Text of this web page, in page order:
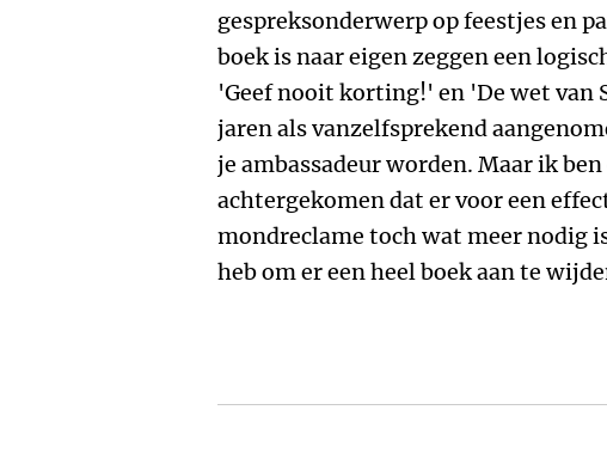
gespreksonderwerp op feestjes en
boek is naar eigen zeggen een
'Geef nooit korting!' en 'De wet van
jaren als vanzelfsprekend
je ambassadeur worden. Maar ik
achtergekomen dat er voor een
mondreclame toch wat meer nodig
heb om er een heel boek aan te